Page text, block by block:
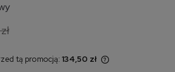
ewentualnych kosztów płatności
tą promocją: 134,50 zł